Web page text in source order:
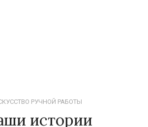
РУЧНОЙ РАБОТЫ
истории